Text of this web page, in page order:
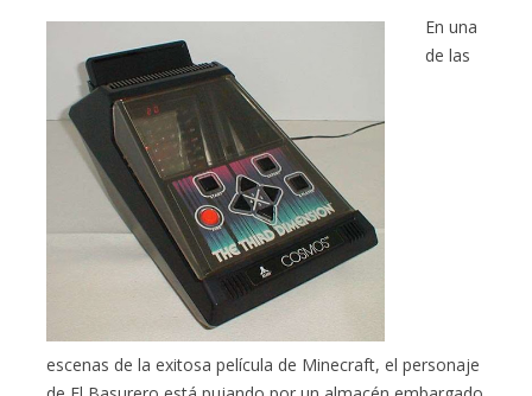
En una
de las
escenas de la exitosa película de Minecraft, el personaje